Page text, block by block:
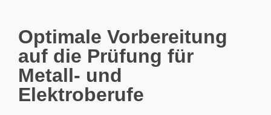
Optimale Vorbereitung
auf die Prüfung für
Metall- und
Elektroberufe